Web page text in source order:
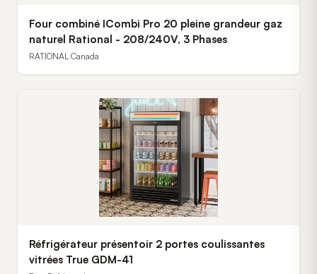
Four combiné ICombi Pro 20 pleine grandeur gaz
naturel Rational - 208/240V, 3 Phases
RATIONAL Canada
Réfrigérateur présentoir 2 portes coulissantes
vitrées True GDM-41